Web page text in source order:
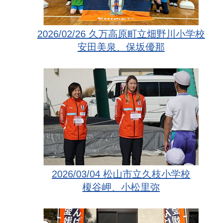
2026/02/26 久万高原町立畑野川小学校
安田美泉、保坂優那
2026/03/04 松山市立久枝小学校
榎谷岬、小松里弥